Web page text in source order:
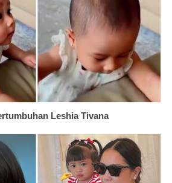
Leshia Tivana